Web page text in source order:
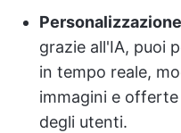
grazie all'IA, puoi
in tempo reale,
immagini e
degli utenti.